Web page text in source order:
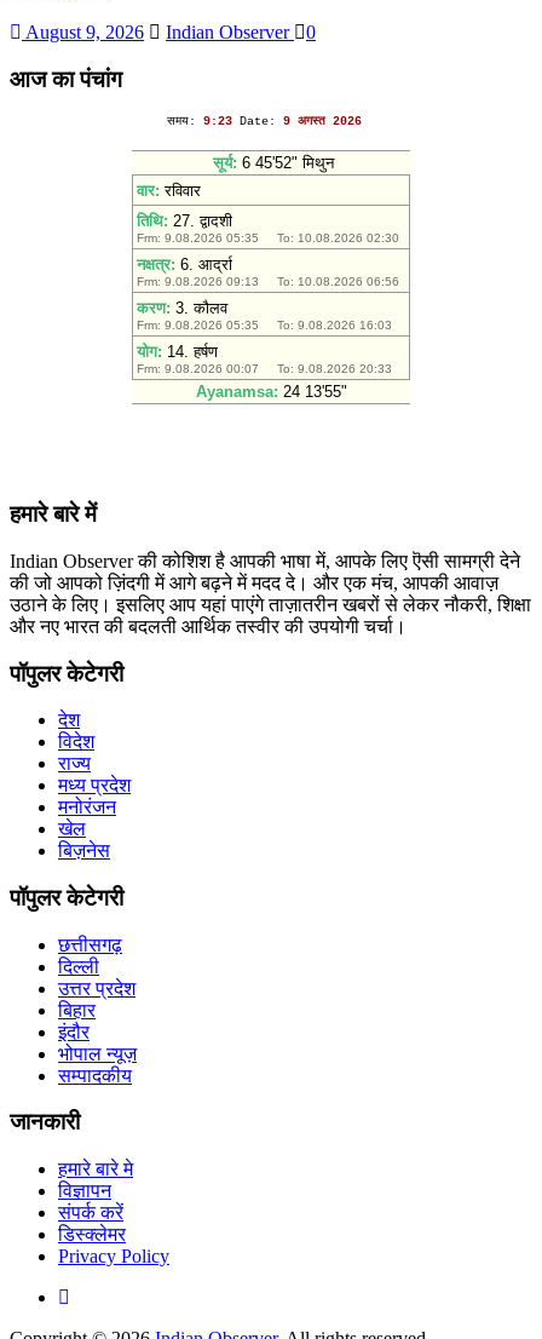
August 9, 2026 Indian Observer 0
आज का पंचांग
हमारे बारे में
Indian Observer की कोशिश है आपकी भाषा में, आपके लिए ऎसी सामग्री देने
की जो आपको ज़िंदगी में आगे बढ़ने में मदद दे। और एक मंच, आपकी आवाज़
उठाने के लिए। इसलिए आप यहां पाएंगे ताज़ातरीन खबरों से लेकर नौकरी, शिक्षा
और नए भारत की बदलती आर्थिक तस्वीर की उपयोगी चर्चा।
पॉपुलर केटेगरी
देश
विदेश
राज्य
मध्य प्रदेश
मनोरंजन
खेल
बिज़नेस
पॉपुलर केटेगरी
छत्तीसगढ़
दिल्ली
उत्तर प्रदेश
बिहार
इंदौर
भोपाल न्यूज़
सम्पादकीय
जानकारी
हमारे बारे मे
विज्ञापन
संपर्क करें
डिस्क्लेमर
Privacy Policy